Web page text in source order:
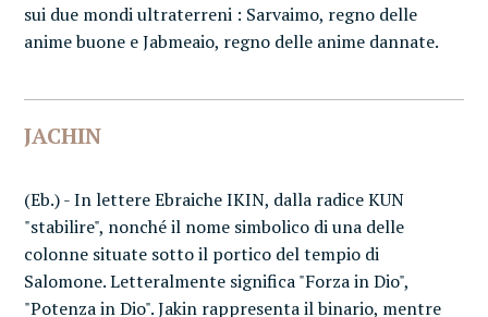
sui due mondi ultraterreni : Sarvaimo, regno delle
anime buone e Jabmeaio, regno delle anime dannate.
JACHIN
(Eb.) - In lettere Ebraiche IKIN, dalla radice KUN
"stabilire", nonché il nome simbolico di una delle
colonne situate sotto il portico del tempio di
Salomone. Letteralmente significa "Forza in Dio",
"Potenza in Dio". Jakin rappresenta il binario, mentre